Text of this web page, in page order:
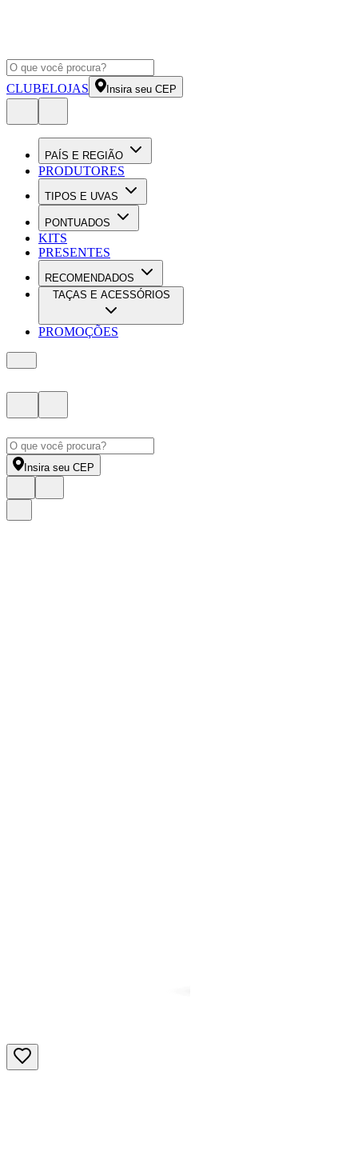
CLUBELOJAS Insira seu CEP
PAÍS E REGIÃO
PRODUTORES
TIPOS E UVAS
PONTUADOS
KITS
PRESENTES
RECOMENDADOS
TAÇAS E ACESSÓRIOS
PROMOÇÕES
Insira seu CEP